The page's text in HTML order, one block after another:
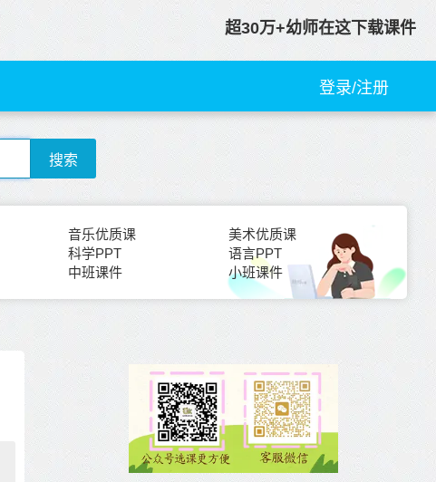
超30万+幼师在这下载课件
登录/注册
搜索
音乐优质课
美术优质课
科学PPT
语言PPT
中班课件 小班课件